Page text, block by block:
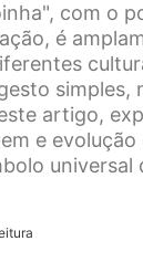
com o
é
simples,
artigo,
e evolução
universal